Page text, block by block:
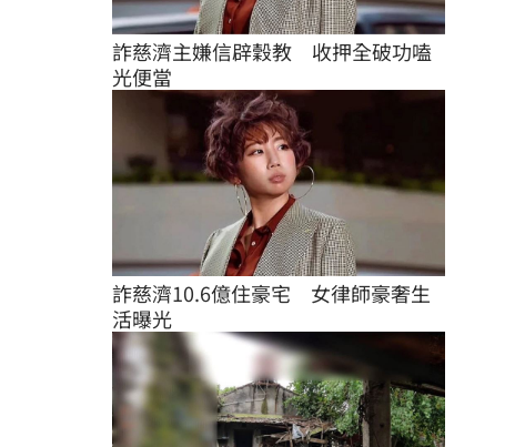
詐慈濟主嫌信辟穀教　收押全破功嗑
光便當
詐慈濟10.6億住豪宅　女律師豪奢生
活曝光